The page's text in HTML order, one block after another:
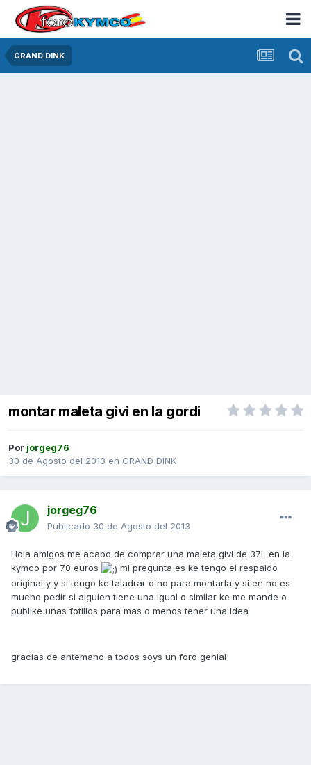
GRAND DINK
montar maleta givi en la gordi
Por jorgeg76
30 de Agosto del 2013 en GRAND DINK
jorgeg76
Publicado 30 de Agosto del 2013
Hola amigos me acabo de comprar una maleta givi de 37L en la
kymco por 70 euros
mi pregunta es ke tengo el respaldo
original y y si tengo ke taladrar o no para montarla y si en no es
mucho pedir si alguien tiene una igual o similar ke me mande o
publike unas fotillos para mas o menos tener una idea
gracias de antemano a todos soys un foro genial